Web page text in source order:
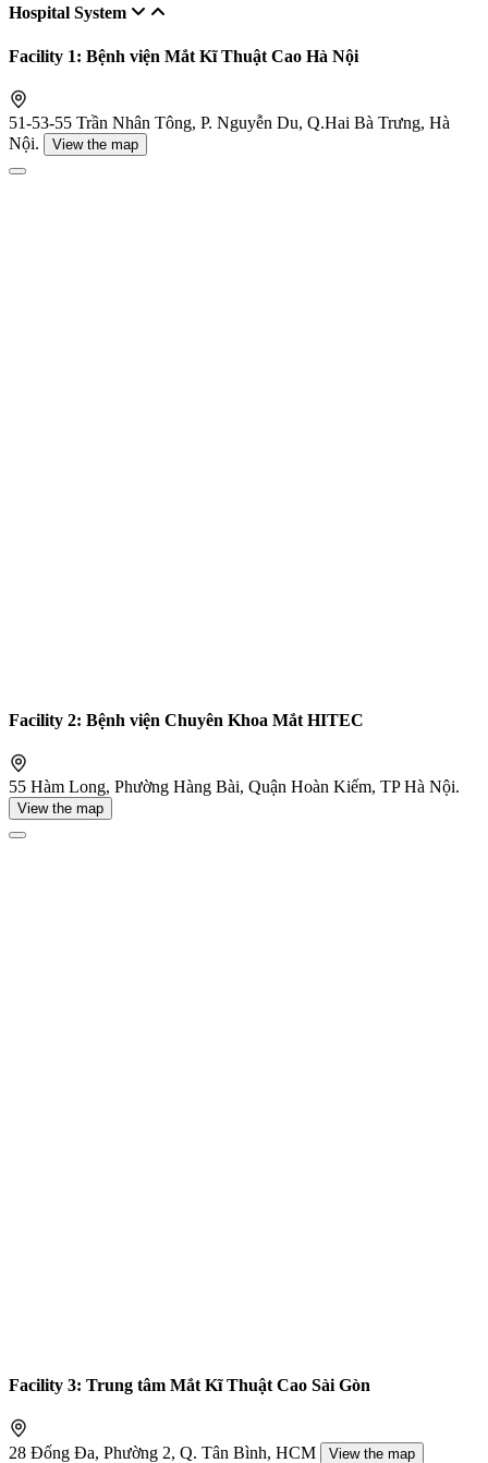
Hospital System
Facility 1: Bệnh viện Mắt Kĩ Thuật Cao Hà Nội
51-53-55 Trần Nhân Tông, P. Nguyễn Du, Q.Hai Bà Trưng, Hà
Nội.
View the map
Facility 2: Bệnh viện Chuyên Khoa Mắt HITEC
55 Hàm Long, Phường Hàng Bài, Quận Hoàn Kiếm, TP Hà Nội.
View the map
Facility 3: Trung tâm Mắt Kĩ Thuật Cao Sài Gòn
28 Đống Đa, Phường 2, Q. Tân Bình, HCM View the map